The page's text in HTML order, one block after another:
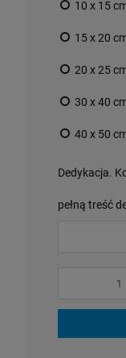
10 x 15
15 x 20
20 x 25
30 x 40
40 x 50
Dedykacja.
pełną treść